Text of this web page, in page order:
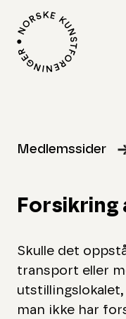
Medlemssider
Skulle det
transport eller
man ikke har